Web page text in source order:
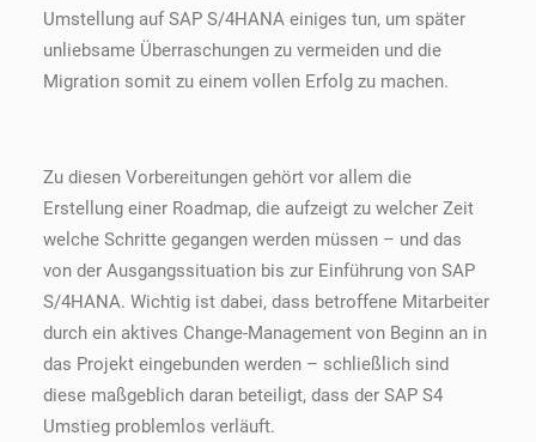
Umstellung auf SAP S/4HANA einiges tun, um später
unliebsame Überraschungen zu vermeiden und die
Migration somit zu einem vollen Erfolg zu machen.
Zu diesen Vorbereitungen gehört vor allem die
Erstellung einer Roadmap, die aufzeigt zu welcher Zeit
welche Schritte gegangen werden müssen – und das
von der Ausgangssituation bis zur Einführung von SAP
S/4HANA. Wichtig ist dabei, dass betroffene Mitarbeiter
durch ein aktives Change-Management von Beginn an in
das Projekt eingebunden werden – schließlich sind
diese maßgeblich daran beteiligt, dass der SAP S4
Umstieg problemlos verläuft.